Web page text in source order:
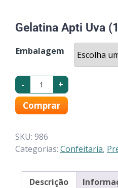
Gelatina Apti Uva
Embalagem
- +
Comprar
SKU: 986
Categorias: Confeitaria,
Descrição